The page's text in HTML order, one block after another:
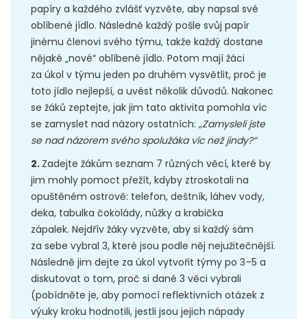
papíry a každého zvlášť vyzvěte, aby napsal své
oblíbené jídlo. Následně každý pošle svůj papír
jinému členovi svého týmu, takže každý dostane
nějaké „nové“ oblíbené jídlo. Potom mají žáci
za úkol v týmu jeden po druhém vysvětlit, proč je
toto jídlo nejlepší, a uvést několik důvodů. Nakonec
se žáků zeptejte, jak jim tato aktivita pomohla víc
se zamyslet nad názory ostatních: „Zamysleli jste
se nad názorem svého spolužáka víc než jindy?“
2. Zadejte žákům seznam 7 různých věcí, které by
jim mohly pomoct přežít, kdyby ztroskotali na
opuštěném ostrově: telefon, deštník, láhev vody,
deka, tabulka čokolády, nůžky a krabička
zápalek. Nejdřív žáky vyzvěte, aby si každý sám
za sebe vybral 3, které jsou podle něj nejužitečnější.
Následně jim dejte za úkol vytvořit týmy po 3–5 a
diskutovat o tom, proč si dané 3 věci vybrali
(pobídněte je, aby pomocí reflektivních otázek z
výuky kroku hodnotili, jestli jsou jejich nápady